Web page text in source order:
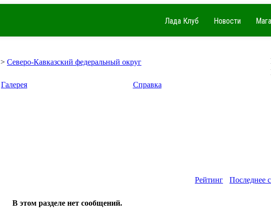
Лада Клуб Новости
> Северо-Кавказский федеральный округ
Галерея Справка
Рейтинг
Последнее
В этом разделе нет сообщений.